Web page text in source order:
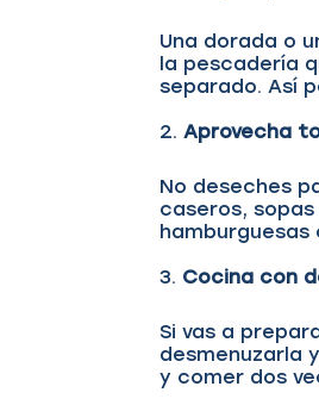
Una dorada o
la pescadería
separado. Así
Aprovecha
No deseches
caseros,
hamburguesas
Cocina con
Si vas a
desmenuzarla
y comer dos